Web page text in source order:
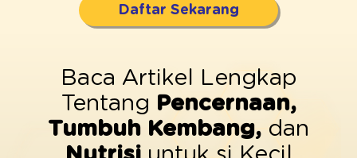
Daftar Sekarang
Baca Artikel Lengkap
Tentang Pencernaan,
Tumbuh Kembang, dan